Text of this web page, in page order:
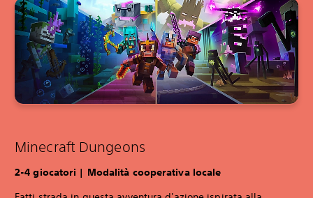
Minecraft Dungeons
‎2-4 giocatori | Modalità cooperativa locale